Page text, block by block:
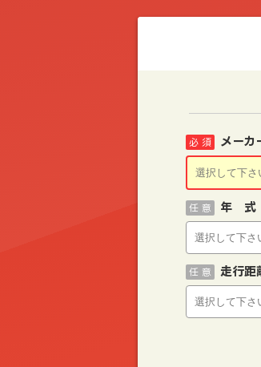
メーカ
必 須
年 式
任 意
走行距
任 意